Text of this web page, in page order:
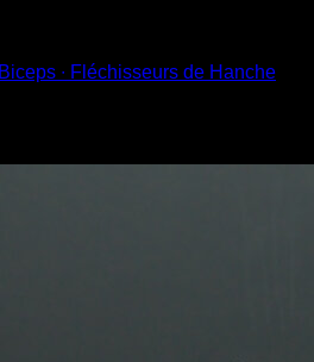
∙ Fléchisseurs de Hanche